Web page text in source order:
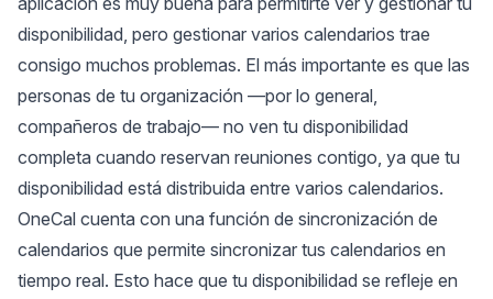
disponibilidad, pero gestionar varios calendarios trae
consigo muchos problemas. El más importante es que las
personas de tu organización —por lo general,
compañeros de trabajo— no ven tu disponibilidad
completa cuando reservan reuniones contigo, ya que tu
disponibilidad está distribuida entre varios calendarios.
OneCal cuenta con una función de sincronización de
calendarios que permite sincronizar tus calendarios en
tiempo real. Esto hace que tu disponibilidad se refleje en